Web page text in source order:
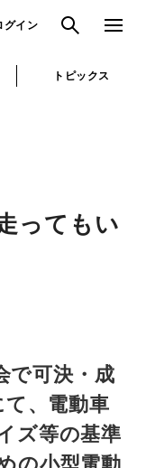
グイン 検索 メニュ
トピックス
ってもい
で可決・成
、電動車
ズ等の基準